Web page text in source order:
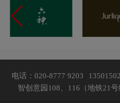
电话：020-8777 9203
智创意园108、116（地铁21号